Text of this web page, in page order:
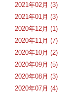
2021年02月 (3)
2021年01月 (3)
2020年12月 (1)
2020年11月 (7)
2020年10月 (2)
2020年09月 (5)
2020年08月 (3)
2020年07月 (4)